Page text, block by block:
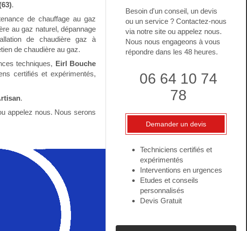
.
de chauffage au gaz
au gaz naturel, dépannage
de chaudière gaz à
de chaudière au gaz.
techniques, Eirl Bouche
certifiés et expérimentés,
.
appelez nous. Nous serons
Besoin d'un conseil, un devis
ou un service ? Contactez-nous
via notre site ou appelez nous.
Nous nous engageons à vous
répondre dans les 48 heures.
06 64 10 74
78
Demander un devis
Techniciens certifiés et
expérimentés
Interventions en urgences
Etudes et conseils
personnalisés
Devis Gratuit